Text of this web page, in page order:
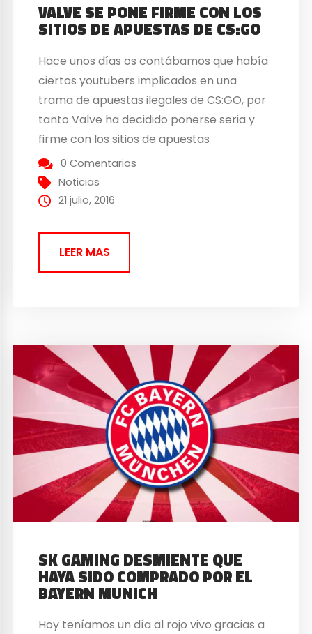
VALVE SE PONE FIRME CON LOS
SITIOS DE APUESTAS DE CS:GO
Hace unos días os contábamos que había
ciertos youtubers implicados en una
trama de apuestas ilegales de CS:GO, por
tanto Valve ha decidido ponerse seria y
firme con los sitios de apuestas
relacionados con la trama por usar una
cuenta de Steam con fines económicos
violando así el acuerdo de suscripción de
0 Comentarios
Noticias
21 julio, 2016
LEER MAS
SK GAMING DESMIENTE QUE
HAYA SIDO COMPRADO POR EL
BAYERN MUNICH
Hoy teníamos un día al rojo vivo gracias a